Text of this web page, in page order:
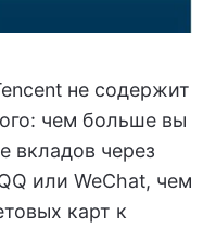
не содержит
чем больше вы
вкладов через
или WeChat, чем
карт к